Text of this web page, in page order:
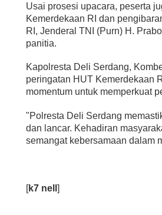
Usai prosesi upacara, peserta
Kemerdekaan RI dan
RI, Jenderal TNI (Purn) H.
panitia.
Kapolresta Deli Serdang,
peringatan HUT Kemerdekaan
momentum untuk memperkuat
"Polresta Deli Serdang
dan lancar. Kehadiran
semangat kebersamaan dalam
[k7 nell ]